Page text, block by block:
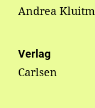
Andrea
Verlag
Carlsen